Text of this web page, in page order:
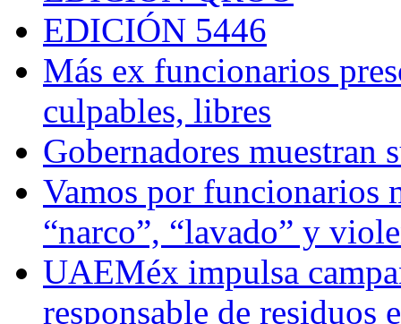
EDICIÓN 5446
Más ex funcionarios
culpables, libres
Gobernadores muestran
Vamos por funcionarios
“narco”, “lavado” y
UAEMéx impulsa
responsable de residuos